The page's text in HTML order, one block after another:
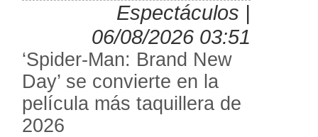
Espectáculos |
06/08/2026 03:51
‘Spider-Man: Brand New
Day’ se convierte en la
película más taquillera de
2026